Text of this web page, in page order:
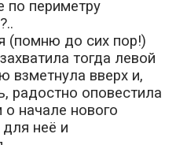
по периметру
(помню до сих пор!)
тогда левой
вверх и,
радостно оповестила
начале нового
для неё и